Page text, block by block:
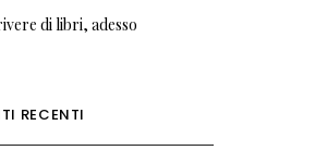
di libri, adesso
RECENTI